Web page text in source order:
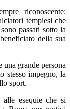
riconoscente:
tempiesi che
passati sotto la
della sua
grande persona
stesso impegno, la
sport.
alle esequie che si